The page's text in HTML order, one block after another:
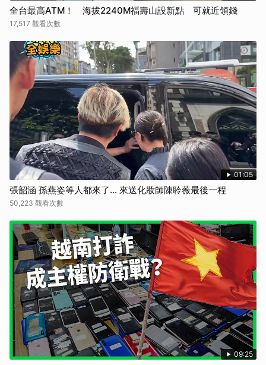
全台最高ATM！ 海拔2240M福壽山設新點 可就近領錢
17,517 觀看次數
01:05
張韶涵 孫燕姿等人都來了... 來送化妝師陳聆薇最後一程
50,223 觀看次數
09:25